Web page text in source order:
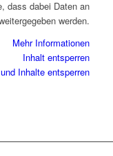
dass dabei Daten an
werden.
Mehr Informationen
Inhalt entsperren
Inhalte entsperren